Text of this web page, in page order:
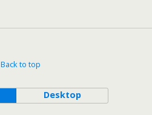
Back to top
Desktop